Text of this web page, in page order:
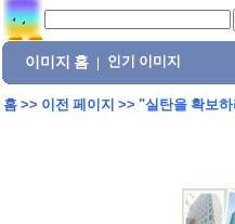
이미지 홈 인기 이미지
홈>> 이전 페이지 >> "실탄을 확보